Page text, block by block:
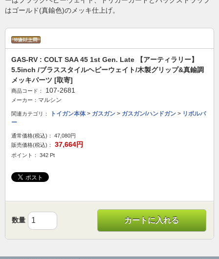
はゴールド(真鍮色)のメッキ仕上げ。
GAS-RV : COLT SAA 45 1st Gen. Late 【アーティラリー】
5.5inch /ブラススタイルヘビーウェイト/木製グリップ&真鍮調
メッキパーツ [取寄]
商品コード： 107-2681
メーカー： マルシン
関連カテゴリ： トイガン本体> ガスガン > ガスガン/ハンドガン > リボルバ
ー
通常価格(税込)：
47,080円
販売価格(税込)：
37,664円
ポイント： 342 Pt
数量 カートに入れる